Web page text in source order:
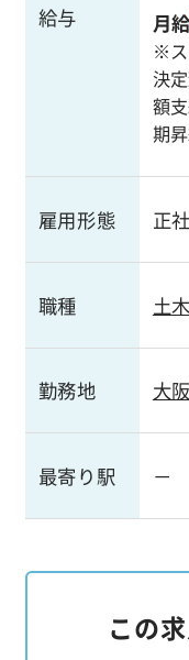
給与 月給
※ス
決
額
期
雇用形態 正
職種 土
勤務地 大
最寄り駅 －
この